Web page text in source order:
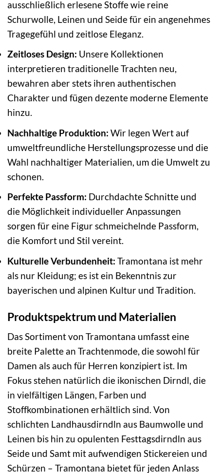
ausschließlich erlesene Stoffe wie reine
Schurwolle, Leinen und Seide für ein angenehmes
Tragegefühl und zeitlose Eleganz.
Zeitloses Design: Unsere Kollektionen
interpretieren traditionelle Trachten neu,
bewahren aber stets ihren authentischen
Charakter und fügen dezente moderne Elemente
hinzu.
Nachhaltige Produktion: Wir legen Wert auf
umweltfreundliche Herstellungsprozesse und die
Wahl nachhaltiger Materialien, um die Umwelt zu
schonen.
Perfekte Passform: Durchdachte Schnitte und
die Möglichkeit individueller Anpassungen
sorgen für eine Figur schmeichelnde Passform,
die Komfort und Stil vereint.
Kulturelle Verbundenheit: Tramontana ist mehr
als nur Kleidung; es ist ein Bekenntnis zur
bayerischen und alpinen Kultur und Tradition.
Produktspektrum und Materialien
Das Sortiment von Tramontana umfasst eine
breite Palette an Trachtenmode, die sowohl für
Damen als auch für Herren konzipiert ist. Im
Fokus stehen natürlich die ikonischen Dirndl, die
in vielfältigen Längen, Farben und
Stoffkombinationen erhältlich sind. Von
schlichten Landhausdirndln aus Baumwolle und
Leinen bis hin zu opulenten Festtagsdirndln aus
Seide und Samt mit aufwendigen Stickereien und
Schürzen – Tramontana bietet für jeden Anlass